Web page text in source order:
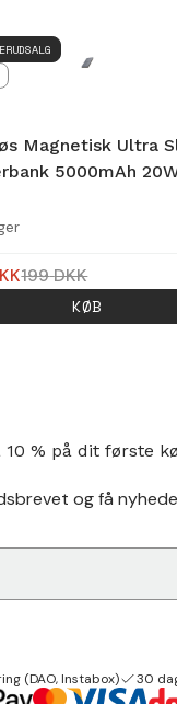
Magnetisk Ultra
5000mAh
199DKK
KØB
10 % på dit første
og få
(DAO, Instabox) 30